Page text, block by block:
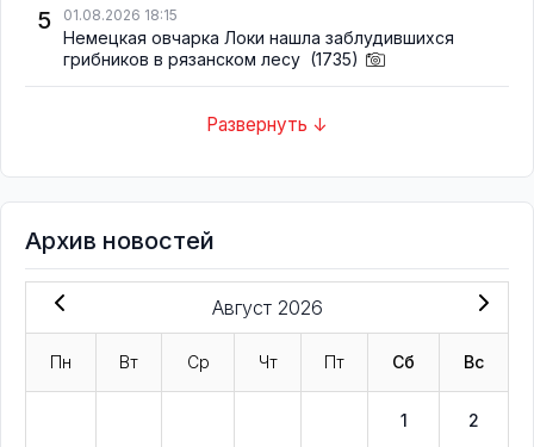
5 01.08.2026 18:15
Немецкая овчарка Локи нашла заблудившихся
грибников в рязанском лесу (1735)
Развернуть ↓
Архив новостей
Август 2026
Пн Вт Ср Чт Пт Сб Вс
1 2